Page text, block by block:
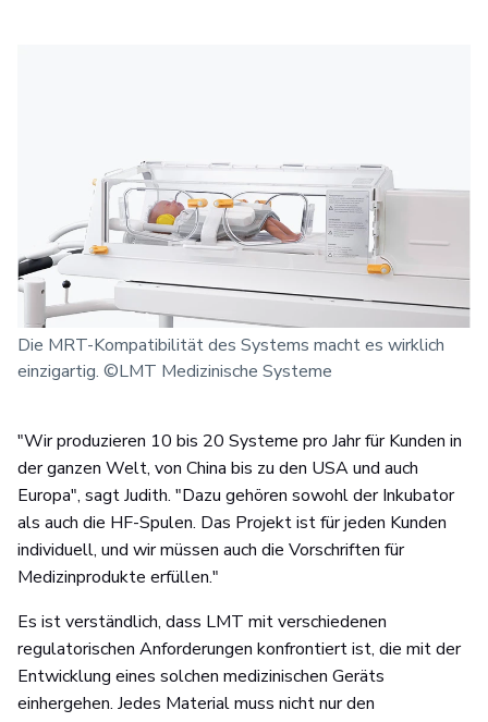
Die MRT-Kompatibilität des Systems macht es wirklich
einzigartig. ©LMT Medizinische Systeme
"Wir produzieren 10 bis 20 Systeme pro Jahr für Kunden in
der ganzen Welt, von China bis zu den USA und auch
Europa", sagt Judith. "Dazu gehören sowohl der Inkubator
als auch die HF-Spulen. Das Projekt ist für jeden Kunden
individuell, und wir müssen auch die Vorschriften für
Medizinprodukte erfüllen."
Es ist verständlich, dass LMT mit verschiedenen
regulatorischen Anforderungen konfrontiert ist, die mit der
Entwicklung eines solchen medizinischen Geräts
einhergehen. Jedes Material muss nicht nur den